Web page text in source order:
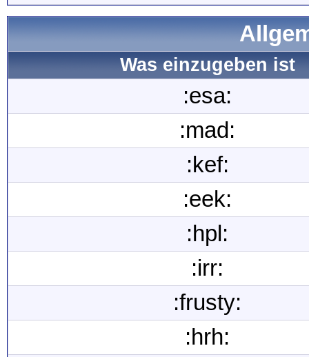
Was einzugeben ist
:esa:
:mad:
:kef:
:eek:
:hpl:
:irr:
:frusty:
:hrh: